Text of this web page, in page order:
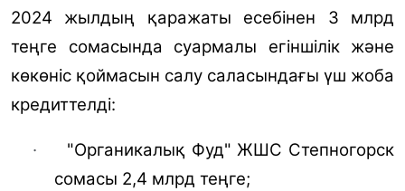
2024 жылдың қаражаты есебінен 3 млрд
теңге сомасында суармалы егіншілік және
көкөніс қоймасын салу саласындағы үш жоба
кредиттелді:
·
"Органикалық Фуд" ЖШС Степногорск
сомасы 2,4 млрд теңге;